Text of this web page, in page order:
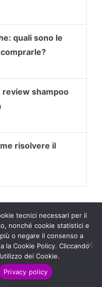
quali sono le
review shampoo
risolvere il
tecnici necessari per il
nonché cookie statistici e
o negare il consenso a
la Cookie Policy. Cliccando
dei Cookie.
Privacy policy